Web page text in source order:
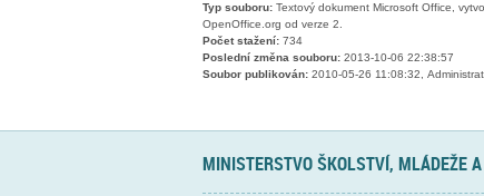
Typ souboru: Textový dokument Microsoft Office,
OpenOffice.org od verze 2.
Počet stažení: 734
Poslední změna souboru: 2013-10-06 22:38:57
Soubor publikován: 2010-05-26 11:08:32,
MINISTERSTVO ŠKOLSTVÍ, MLÁDEŽE